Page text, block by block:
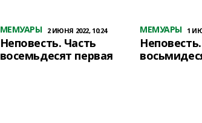
МЕМУАРЫ 2 ИЮНЯ 2022, 10:24
Неповесть. Часть
восемьдесят первая
МЕМУАРЫ 1